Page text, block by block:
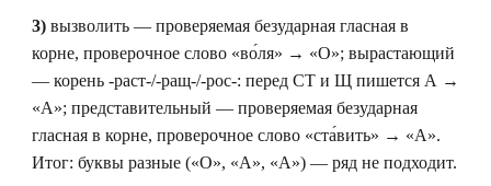
3) вызволить — проверяемая безударная гласная в
корне, проверочное слово «во́ля» → «О»; вырастающий
— корень -раст-/-ращ-/-рос-: перед СТ и Щ пишется А →
«А»; представительный — проверяемая безударная
гласная в корне, проверочное слово «ста́вить» → «А».
Итог: буквы разные («О», «А», «А») — ряд не подходит.